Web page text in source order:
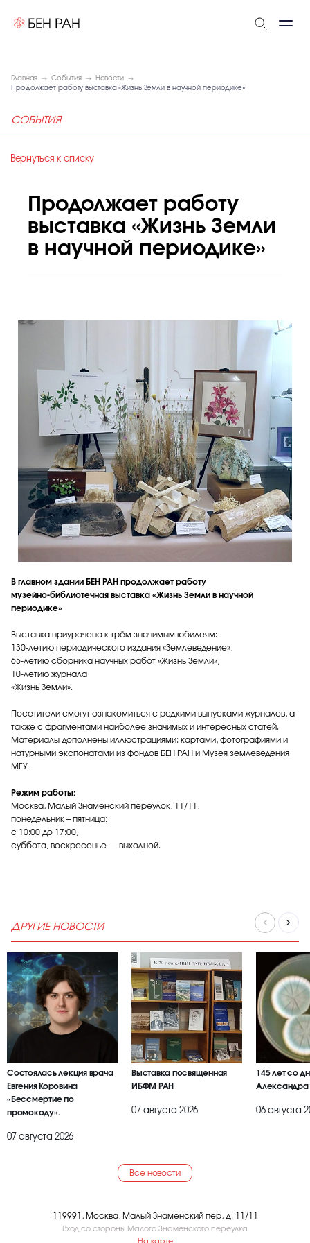
Главная События
Новости
Продолжает работу выставка «Жизнь Земли в научной периодике»
СОБЫТИЯ
Вернуться к списку
Продолжает работу
выставка «Жизнь Земли
в научной периодике»
В главном здании БЕН РАН продолжает работу
музейно‑библиотечная выставка «Жизнь Земли в научной
периодике»
Выставка приурочена к трём значимым юбилеям:
130‑летию периодического издания «Землеведение»,
65‑летию сборника научных работ «Жизнь Земли»,
10‑летию журнала
«Жизнь Земли».
Посетители смогут ознакомиться с редкими выпусками журналов, а
также с фрагментами наиболее значимых и интересных статей.
Материалы дополнены иллюстрациями: картами, фотографиями и
натурными экспонатами из фондов БЕН РАН и Музея землеведения
МГУ.
Режим работы:
Москва, Малый Знаменский переулок, 11/11,
понедельник – пятница:
с 10:00 до 17:00,
суббота, воскресенье — выходной.
ДРУГИЕ НОВОСТИ
Состоялась лекция врача
Евгения Коровина
«Бессмертие по
промокоду».
07 августа 2026
Выставка посвященная
ИБФМ РАН
07 августа 2026
145 лет со
Александра
06 августа
Все новости
119991, Москва, Малый Знаменский пер, д. 11/11
Вход со стороны Малого Знаменского переулка
На карте